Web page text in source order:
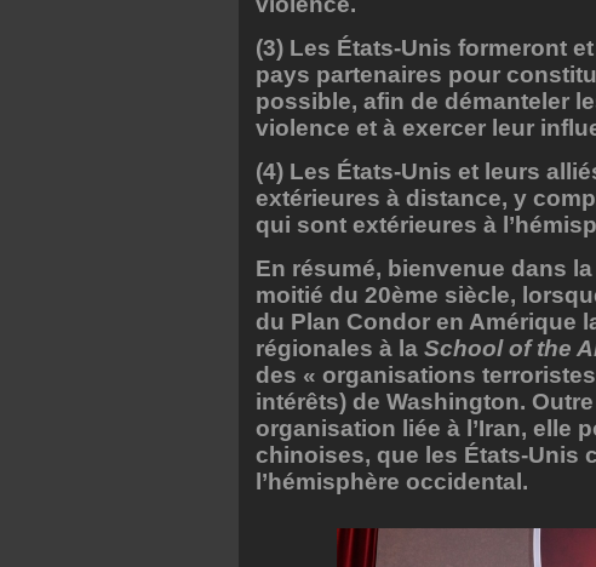
(3) Les États-Unis formeront
pays partenaires pour
possible, afin de démanteler
violence et à exercer leur
(4) Les États-Unis et leurs
extérieures à distance, y
qui sont extérieures à
En résumé, bienvenue dans
moitié du 20ème siècle,
du Plan Condor en Amérique
régionales à la School of the
des « organisations
intérêts) de Washington.
organisation liée à l’Iran, elle
chinoises, que les États-Unis
l’hémisphère occidental.